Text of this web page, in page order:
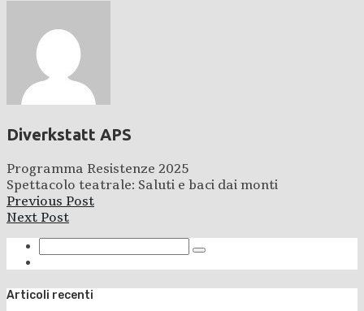
Diverkstatt APS
Programma Resistenze 2025
Spettacolo teatrale: Saluti e baci dai monti
Previous Post
Next Post
Articoli recenti